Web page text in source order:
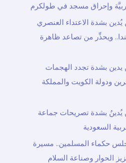
وإحراق مسجد في طولكرم
بشدة الاعتداء العنصري
ويحذِّر من تصاعد ظاهرة
بشدة تجدد الهجمات
ودولة الكويت والمملكة
بشدة تصريحات جماعة
السعودية
حكماء المسلمين.. مسيرة
الحوار وصناعة السلام